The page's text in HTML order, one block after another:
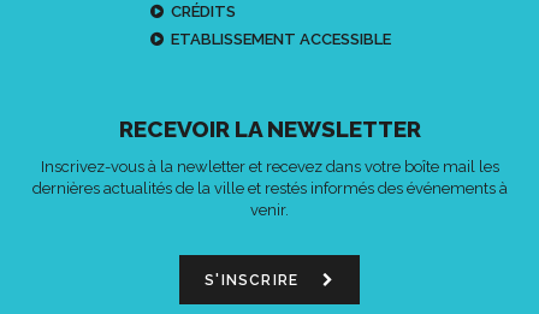
CRÉDITS
ETABLISSEMENT ACCESSIBLE
RECEVOIR LA NEWSLETTER
Inscrivez-vous à la newletter et recevez dans votre boîte mail les
dernières actualités de la ville et restés informés des événements à
venir.
S'INSCRIRE